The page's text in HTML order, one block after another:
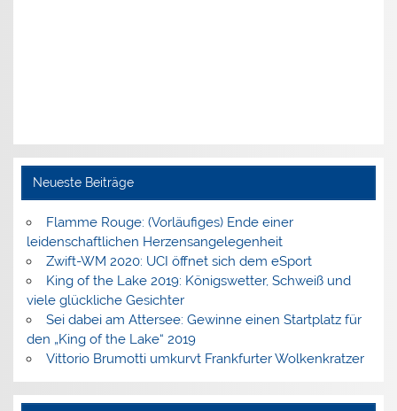
Neueste Beiträge
Flamme Rouge: (Vorläufiges) Ende einer
leidenschaftlichen Herzensangelegenheit
Zwift-WM 2020: UCI öffnet sich dem eSport
King of the Lake 2019: Königswetter, Schweiß und
viele glückliche Gesichter
Sei dabei am Attersee: Gewinne einen Startplatz für
den „King of the Lake“ 2019
Vittorio Brumotti umkurvt Frankfurter Wolkenkratzer